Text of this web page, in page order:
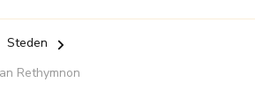
Steden
Rethymnon